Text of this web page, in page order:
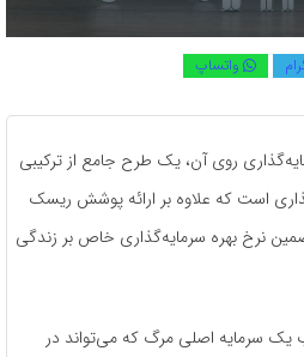
واتساپ
روی آن، یک طرح جامع از ترکیبی
است که علاوه بر ارائه پوشش ریسک
نرخ بهره سرمایه‌گذاری خاص بر زندگی
یک سرمایه اصلی مرگ که می‌تواند در